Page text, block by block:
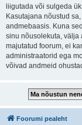
liigutada või sulgeda
Kasutajana nõustud
andmebaasis. Kuna
sinu nõusolekuta, välja
majutatud foorum, ei
administraatorid ega
võivad andmeid
Foorumi pealeht